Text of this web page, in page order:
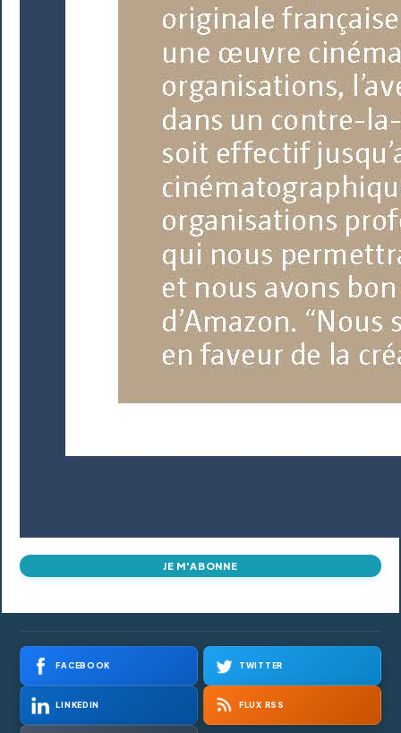
JE M'ABONNE
FACEBOOK TWITTER
LINKEDIN FLUX RSS